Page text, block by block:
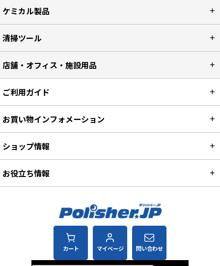
ケミカル製品
清掃ツール
店舗・オフィス・施設用品
カート マイページ 問い合わせ
ご利用ガイド
お買い物インフォメーション
ショップ情報
お役立ち情報